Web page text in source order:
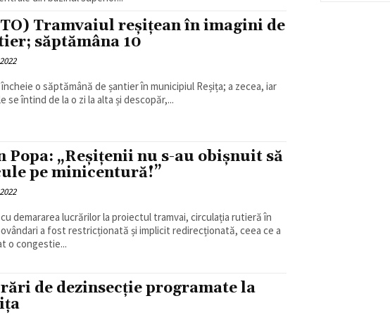
Tramvaiul reșițean în imagini de
săptămâna 10
încheie o săptămână de șantier în municipiul Reșița; a zecea, iar
se întind de la o zi la alta și descopăr,...
Popa: „Reșițenii nu s-au obișnuit să
pe minicentură!”
demararea lucrărilor la proiectul tramvai, circulația rutieră în
a fost restricționată și implicit redirecționată, ceea ce a
o congestie...
de dezinsecție programate la